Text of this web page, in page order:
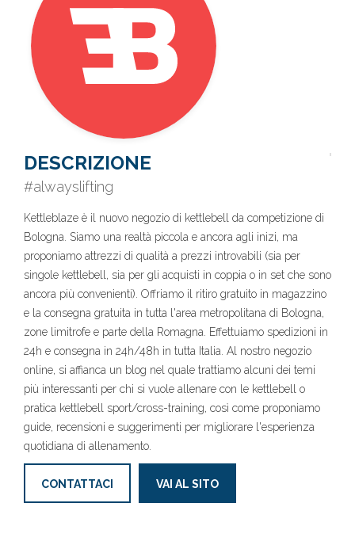
DESCRIZIONE
#alwayslifting
Kettleblaze è il nuovo negozio di kettlebell da competizione di
Bologna. Siamo una realtà piccola e ancora agli inizi, ma
proponiamo attrezzi di qualità a prezzi introvabili (sia per
singole kettlebell, sia per gli acquisti in coppia o in set che sono
ancora più convenienti). Offriamo il ritiro gratuito in magazzino
e la consegna gratuita in tutta l'area metropolitana di Bologna,
zone limitrofe e parte della Romagna. Effettuiamo spedizioni in
24h e consegna in 24h/48h in tutta Italia. Al nostro negozio
online, si affianca un blog nel quale trattiamo alcuni dei temi
più interessanti per chi si vuole allenare con le kettlebell o
pratica kettlebell sport/cross-training, così come proponiamo
guide, recensioni e suggerimenti per migliorare l'esperienza
quotidiana di allenamento.
CONTATTACI VAI AL SITO